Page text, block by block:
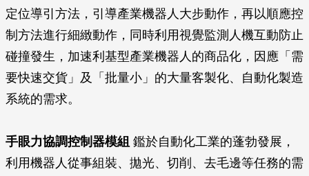
定位導引方法，引導產業機器人大步動作，再以順應控
制方法進行細緻動作，同時利用視覺監測人機互動防止
碰撞發生，加速利基型產業機器人的商品化，因應「需
要快速交貨」及「批量小」的大量客製化、自動化製造
系統的需求。
手眼力協調控制器模組 鑑於自動化工業的蓬勃發展，
利用機器人從事組裝、拋光、切削、去毛邊等任務的需